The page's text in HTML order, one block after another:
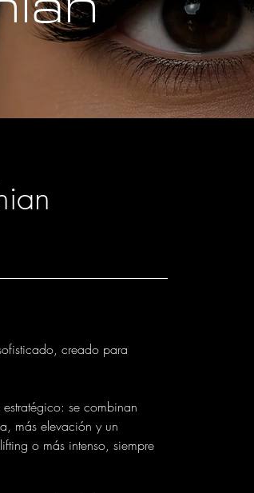
creado para
se combinan
más elevación y un
o más intenso, siempre